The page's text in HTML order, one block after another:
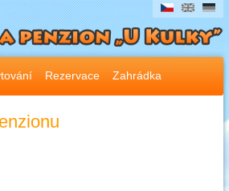
Rezervace Zahrádka